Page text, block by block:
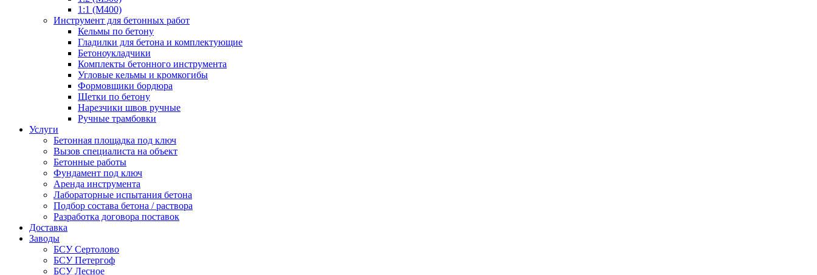
1:1 (М400)
Инструмент для бетонных работ
Кельмы по бетону
Гладилки для бетона и комплектующие
Бетоноукладчики
Комплекты бетонного инструмента
Угловые кельмы и кромкогибы
Формовщики бордюра
Щетки по бетону
Нарезчики швов ручные
Ручные трамбовки
Услуги
Бетонная площадка под ключ
Вызов специалиста на объект
Бетонные работы
Фундамент под ключ
Аренда инструмента
Лабораторные испытания бетона
Подбор состава бетона / раствора
Разработка договора поставок
Доставка
Заводы
БСУ Сертолово
БСУ Петергоф
БСУ Лесное